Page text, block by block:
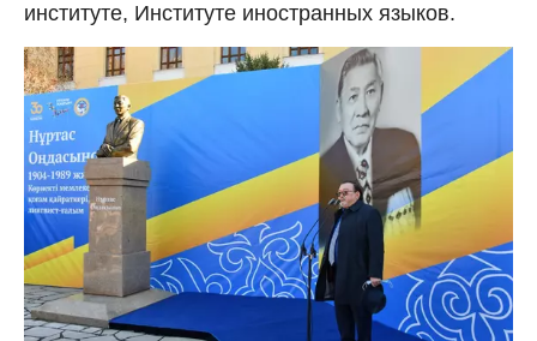
институте, Институте иностранных языков.